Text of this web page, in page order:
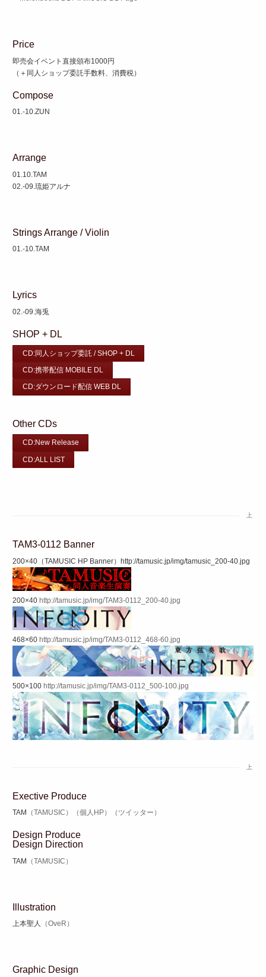
Price
即売会イベント直接頒布1000円
（＋同人ショップ委託手数料、消費税）
Compose
01.-10.ZUN
Arrange
01.10.TAM
02.-09.琉姫アルナ
Strings Arrange / Violin
01.-10.TAM
Lyrics
02.-09.海兎
SHOP + DL
CD:同人ショップ委託 / SHOP + DL
CD:携帯配信 MOBILE DL
CD:ダウンロード配信 WEB DL
Other CDs
CD:New Release
CD:ALL LIST
上
TAM3-0112 Banner
200×40（TAMUSIC HP Banner）http://tamusic.jp/img/tamusic_200-40.jpg
200×40http://tamusic.jp/img/TAM3-0112_200-40.jpg
468×60http://tamusic.jp/img/TAM3-0112_468-60.jpg
500×100http://tamusic.jp/img/TAM3-0112_500-100.jpg
上
Exective Produce
TAM （TAMUSIC） （個人HP） （ツイッター）
Design Produce
Design Direction
TAM （TAMUSIC）
Illustration
上本聖人 （OveR）
Graphic Design